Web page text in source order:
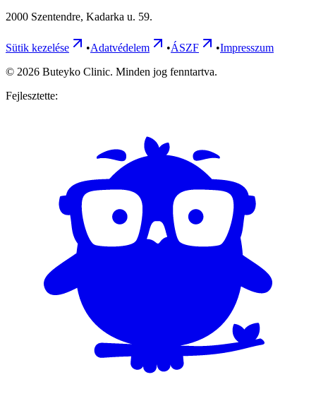
2000 Szentendre, Kadarka u. 59.
Sütik kezelése •Adatvédelem •ÁSZF •Impresszum
© 2026 Buteyko Clinic. Minden jog fenntartva.
Fejlesztette: